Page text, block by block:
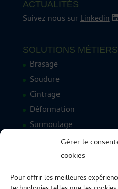
Gérer le
cookies
Pour offrir les meilleures
ACTUALITÉS
Suivez nous surLinkedin
SOLUTIONS MÉTIERS
Brasage
Soudure
Cintrage
Déformation
Surmoulage
Combiné flexible rigide
Montage & assemblage
Étanchéité sous pression